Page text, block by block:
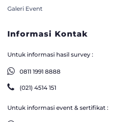
Galeri Event
Informasi Kontak
Untuk informasi hasil survey :
0811 1991 8888
(021) 4514 151
Untuk informasi event & sertifikat :